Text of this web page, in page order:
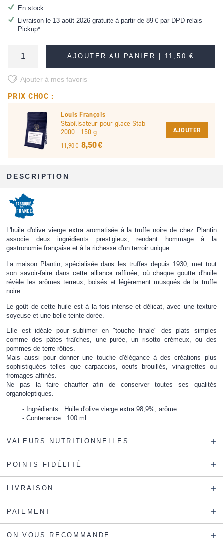
En stock
Livraison le 13 août 2026 gratuite à partir de 89 €par DPD relais
Pickup*
AJOUTER AU PANIER | 11,50 €
Ajouter à mes favoris
PRIX CHOC :
Louis François
Stabilisateur pour glace Stab
2000 - 150 g
11,90 € 8,50 €
AJOUTER
DESCRIPTION
L'huile d'olive vierge extra aromatisée à la truffe noire de chez Plantin
associe deux ingrédients prestigieux, rendant hommage à la
gastronomie française et à la richesse d'un terroir unique.
La maison Plantin, spécialisée dans les truffes depuis 1930, met tout
son savoir-faire dans cette alliance raffinée, où chaque goutte d'huile
révèle les arômes terreux, boisés et légèrement musqués de la truffe
noire.
Le goût de cette huile est à la fois intense et délicat, avec une texture
soyeuse et une belle teinte dorée.
Elle est idéale pour sublimer en "touche finale" des plats simples
comme des pâtes fraîches, une purée, un risotto crémeux, ou des
pommes de terre rôties.
Mais aussi pour donner une touche d'élégance à des créations plus
sophistiquées telles que carpaccios, oeufs brouillés, vinaigrettes ou
fromages affinés.
Ne pas la faire chauffer afin de conserver toutes ses qualités
organoleptiques.
Ingrédients : Huile d'olive vierge extra 98,9%, arôme
Contenance : 100 ml
VALEURS NUTRITIONNELLES
POINTS FIDÉLITÉ
LIVRAISON
PAIEMENT
ON VOUS RECOMMANDE